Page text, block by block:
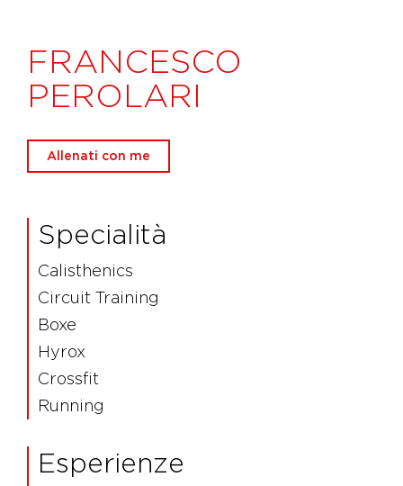
FRANCESCO
PEROLARI
Allenati con me
Specialità
Calisthenics
Circuit Training
Boxe
Hyrox
Crossfit
Running
Esperienze